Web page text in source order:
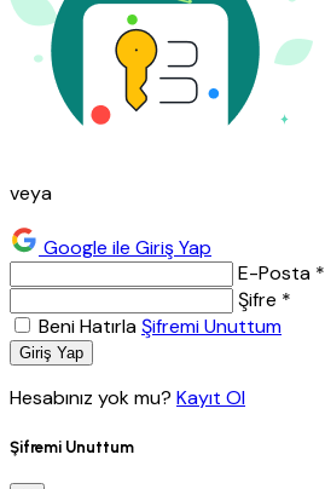
veya
Google ile Giriş Yap
E-Posta *
Şifre *
Beni HatırlaŞifremi Unuttum
Giriş Yap
Hesabınız yok mu? Kayıt Ol
Şifremi Unuttum